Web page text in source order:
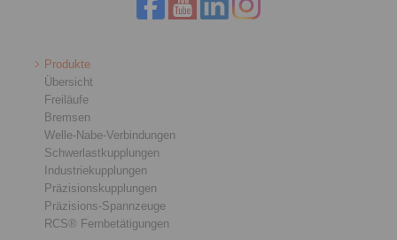
Produkte
Übersicht
Freiläufe
Bremsen
Welle-Nabe-Verbindungen
Schwerlastkupplungen
Industriekupplungen
Präzisionskupplungen
Präzisions-Spannzeuge
RCS® Fernbetätigungen